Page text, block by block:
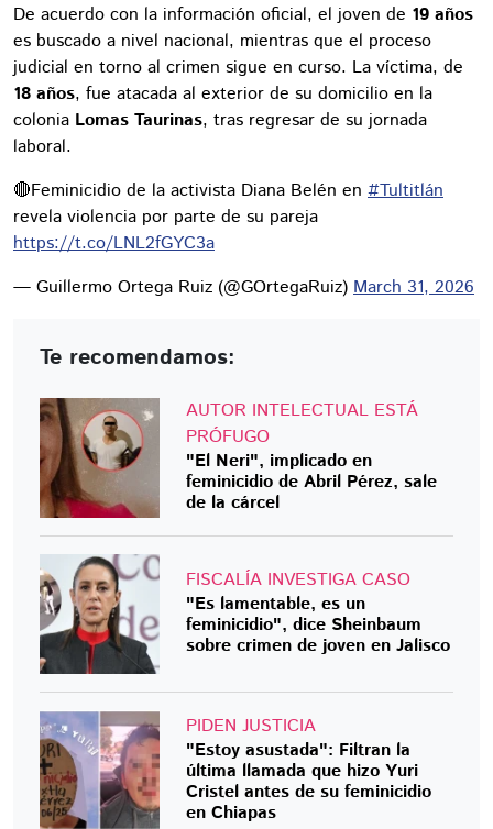
De acuerdo con la información oficial, el joven de 19 años
es buscado a nivel nacional, mientras que el proceso
judicial en torno al crimen sigue en curso. La víctima, de
18 años, fue atacada al exterior de su domicilio en la
colonia Lomas Taurinas, tras regresar de su jornada
laboral.
🔴Feminicidio de la activista Diana Belén en #Tultitlán
revela violencia por parte de su pareja
https://t.co/LNL2fGYC3a
— Guillermo Ortega Ruiz (@GOrtegaRuiz) March 31, 2026
Te recomendamos:
AUTOR INTELECTUAL ESTÁ
PRÓFUGO
"El Neri", implicado en
feminicidio de Abril Pérez, sale
de la cárcel
FISCALÍA INVESTIGA CASO
"Es lamentable, es un
feminicidio", dice Sheinbaum
sobre crimen de joven en Jalisco
PIDEN JUSTICIA
"Estoy asustada": Filtran la
última llamada que hizo Yuri
Cristel antes de su feminicidio
en Chiapas